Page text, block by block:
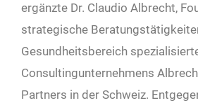
ergänzte Dr. Claudio Albrecht,
strategische
Gesundheitsbereich
Consultingunternehmens
Partners in der Schweiz.